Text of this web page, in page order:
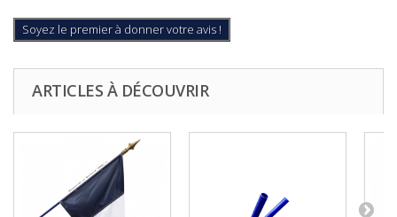
Soyez le premier à donner votre avis !
ARTICLES À DÉCOUVRIR